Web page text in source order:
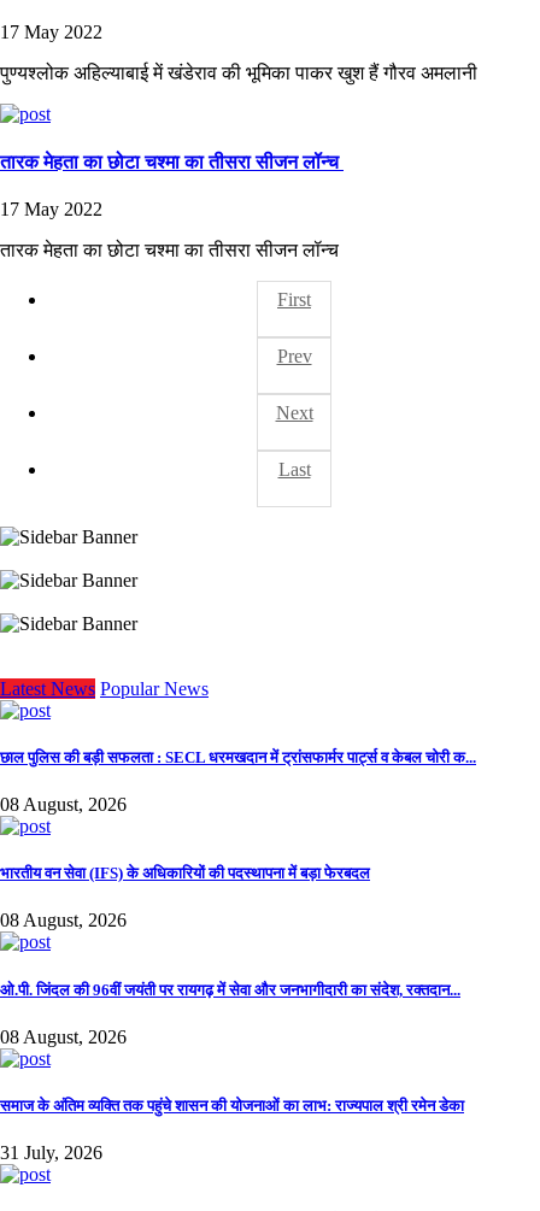
17 May 2022
पुण्यश्लोक अहिल्याबाई में खंडेराव की भूमिका पाकर खुश हैं गौरव अमलानी
तारक मेहता का छोटा चश्मा का तीसरा सीजन लॉन्च
17 May 2022
तारक मेहता का छोटा चश्मा का तीसरा सीजन लॉन्च
First
Prev
Next
Last
Latest News Popular News
छाल पुलिस की बड़ी सफलता : SECL धरमखदान में ट्रांसफार्मर पार्ट्स व केबल चोरी क...
08 August, 2026
भारतीय वन सेवा (IFS) के अधिकारियों की पदस्थापना में बड़ा फेरबदल
08 August, 2026
ओ.पी. जिंदल की 96वीं जयंती पर रायगढ़ में सेवा और जनभागीदारी का संदेश, रक्तदान...
08 August, 2026
समाज के अंतिम व्यक्ति तक पहुंचे शासन की योजनाओं का लाभ: राज्यपाल श्री रमेन डेका
31 July, 2026